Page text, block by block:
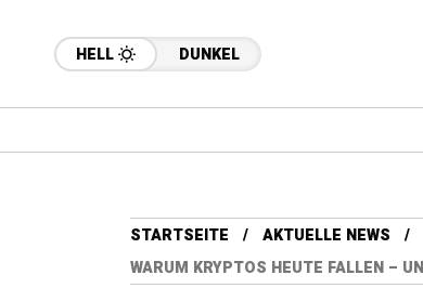
HELL DUNKEL
STARTSEITE
AKTUELLE NEWS
WARUM KRYPTOS HEUTE FALLEN –